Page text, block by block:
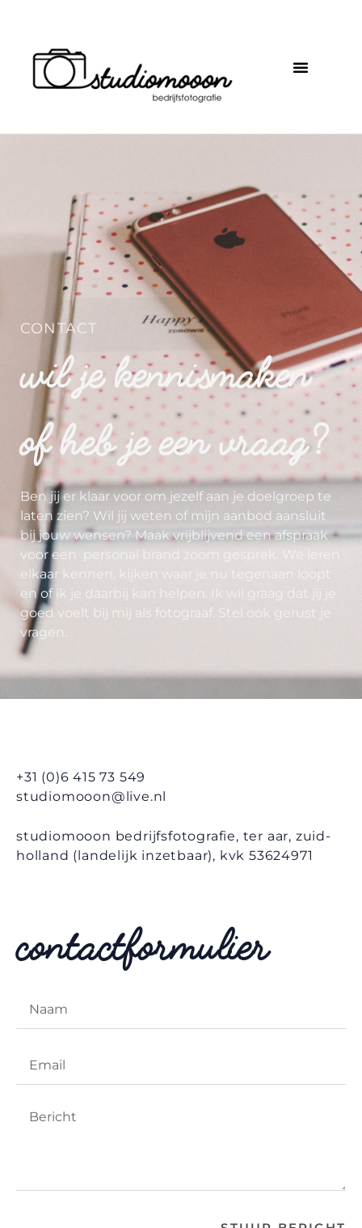
CONTACT
wil je kennismaken
of heb je een vraag?
Ben jij er klaar voor om jezelf aan je doelgroep te
laten zien? Wil jij weten of mijn aanbod aansluit
bij jouw wensen? Maak vrijblijvend een afspraak
voor een personal brand zoom gesprek. We leren
elkaar kennen, kijken waar je nu tegenaan loopt
en of ik je daarbij kan helpen. Ik wil graag dat jij je
goed voelt bij mij als fotograaf. Stel ook gerust je
vragen.
+31 (0)6 415 73 549
studiomooon@live.nl
studiomooon bedrijfsfotografie, ter aar, zuid-
holland (landelijk inzetbaar), kvk 53624971
contactformulier